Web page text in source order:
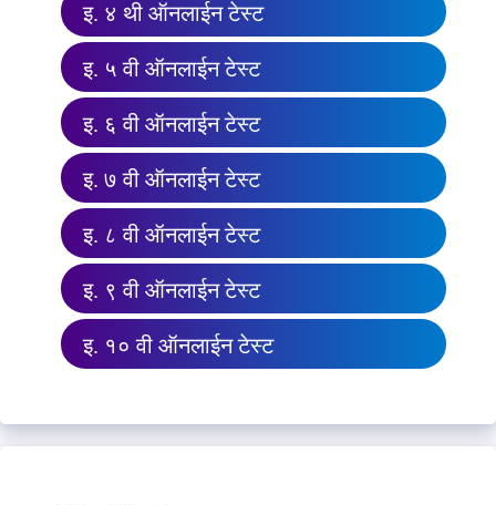
इ. ४ थी ऑनलाईन टेस्ट
इ. ५ वी ऑनलाईन टेस्ट
इ. ६ वी ऑनलाईन टेस्ट
इ. ७ वी ऑनलाईन टेस्ट
इ. ८ वी ऑनलाईन टेस्ट
इ. ९ वी ऑनलाईन टेस्ट
इ. १० वी ऑनलाईन टेस्ट